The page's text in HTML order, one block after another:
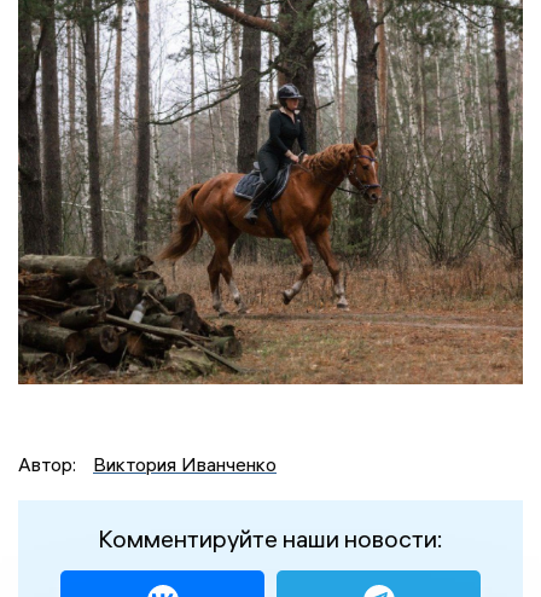
Автор: Виктория Иванченко
Комментируйте наши новости: